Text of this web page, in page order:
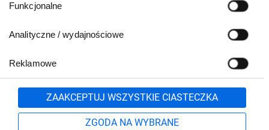
Funkcjonalne
Analityczne / wydajnościowe
Reklamowe
ZAAKCEPTUJ WSZYSTKIE CIASTECZKA
ZGODA NA WYBRANE
801 500 700 lub
71 37 61 600
Formularz kontaktowy